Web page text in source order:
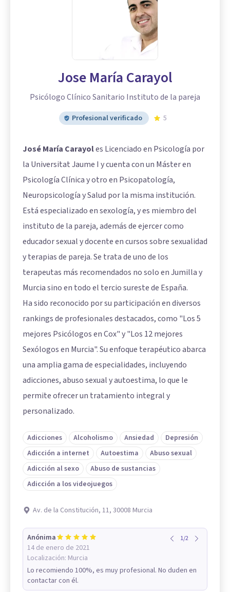
Jose María Carayol
Psicólogo Clínico Sanitario Instituto de la pareja
Profesional verificado 5
José María Carayoles Licenciado en Psicología por
la Universitat Jaume I y cuenta con un Máster en
Psicología Clínica y otro en Psicopatología,
Neuropsicología y Salud por la misma institución.
Está especializado en sexología, y es miembro del
instituto de la pareja, además de ejercer como
educador sexual y docente en cursos sobre sexualidad
y terapias de pareja. Se trata de uno de los
terapeutas más recomendados no solo en Jumilla y
Murcia sino en todo el tercio sureste de España.
Ha sido reconocido por su participación en diversos
rankings de profesionales destacados, como "Los 5
mejores Psicólogos en Cox" y "Los 12 mejores
Sexólogos en Murcia". Su enfoque terapéutico abarca
una amplia gama de especialidades, incluyendo
adicciones, abuso sexual y autoestima, lo que le
permite ofrecer un tratamiento integral y
personalizado.
Adicciones Alcoholismo Ansiedad
Depresión
Adicción a internet
Autoestima
Abuso sexual
Adicción al sexo
Abuso de sustancias
Adicción a los videojuegos
Av. de la Constitución, 11, 30008 Murcia
Anónima
14 de enero de 2021
Localización: Murcia
1/2
Lo recomiendo 100%, es muy profesional. No duden en
contactar con él.